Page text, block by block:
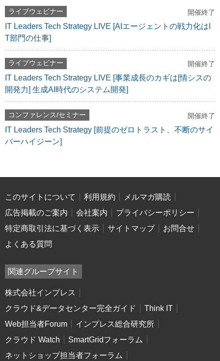
ライブウェビナー 開催終了
IT Leaders Tech Strategy LIVE [AIエージェントの戦力化はI
T部門の仕事]
ライブウェビナー 開催終了
IT Leaders Tech Strategy LIVE [事業成長のカギは[情シスの
開発力] 生成AI時代のシステム開発]
コンファレンス/セミナー 開催終了
IT Leaders Tech Strategy [前提のゼロトラスト、不断のサイ
バーハイジーン]
このサイトについて 利用規約
メルマガ購読
広告掲載のご案内
会社案内
プライバシーポリシー
特定商取引法に基づく表示
サイトマップ
お問合せ
よくある質問
関連グループサイト
株式会社インプレス
クラウド&データセンター完全ガイド
Think IT
Web担当者Forum
インプレス総合研究所
クラウド Watch
SmartGridフォーラム
ネットショップ担当者フォーラム